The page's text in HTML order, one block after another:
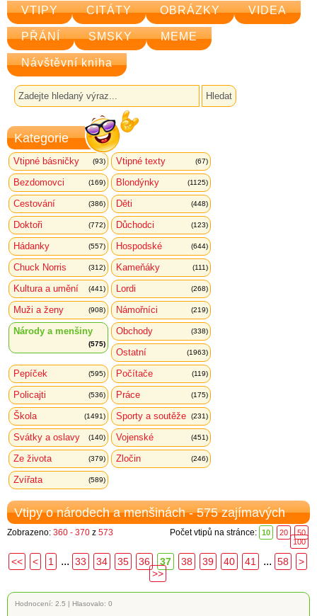
VTIPY CITÁTY OBRÁZKY VIDEA
PŘÁNÍ SMSKY MEME
Návštěvní kniha
Kategorie
Vtipné básničky (93) Vtipné texty (67)
Bezdomovci (169) Blondýnky (1125)
Cestování (386) Děti (448)
Doktoři (772) Důchodci (123)
Hádanky (557) Hospodské (644)
Chuck Norris (312) Kameňáky (111)
Kultura a umění (441) Lordi (268)
Muži a ženy (908) Námořníci (219)
Národy a menšiny
(575)
Obchody (338)
Ostatní (1963)
Pepíček (595) Počítače (119)
Policajti (536) Práce (175)
Škola (1491) Sporty a soutěže (231)
Svátky a oslavy (140) Vojenské (451)
Ze života (379) Zločin (246)
Zvířata (589)
Vtipy o národech a menšinách - 575 zajímavých
Zobrazeno: 360 - 370 z 573 Počet vtipů na stránce: 10 20
50
100
<< < 1 ... 33 34 35 36 37 38 39 40 41 ... 58
>
>>
Hodnocení: 2.5 | Hlasovalo: 0